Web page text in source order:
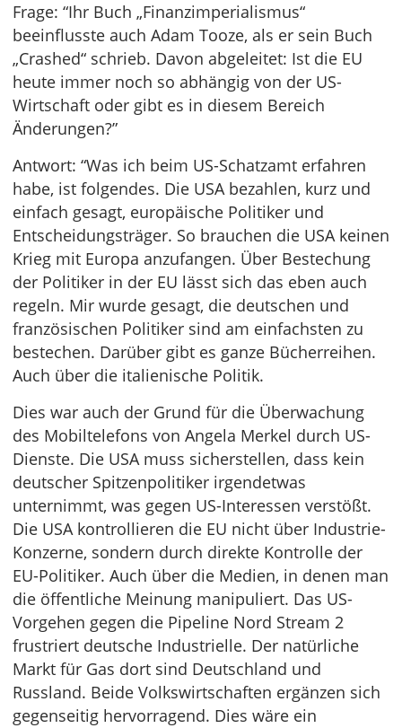
Frage: “Ihr Buch „Finanzimperialismus“
beeinflusste auch Adam Tooze, als er sein Buch
„Crashed“ schrieb. Davon abgeleitet: Ist die EU
heute immer noch so abhängig von der US-
Wirtschaft oder gibt es in diesem Bereich
Änderungen?”
Antwort: “Was ich beim US-Schatzamt erfahren
habe, ist folgendes. Die USA bezahlen, kurz und
einfach gesagt, europäische Politiker und
Entscheidungsträger. So brauchen die USA keinen
Krieg mit Europa anzufangen. Über Bestechung
der Politiker in der EU lässt sich das eben auch
regeln. Mir wurde gesagt, die deutschen und
französischen Politiker sind am einfachsten zu
bestechen. Darüber gibt es ganze Bücherreihen.
Auch über die italienische Politik.
Dies war auch der Grund für die Überwachung
des Mobiltelefons von Angela Merkel durch US-
Dienste. Die USA muss sicherstellen, dass kein
deutscher Spitzenpolitiker irgendetwas
unternimmt, was gegen US-Interessen verstößt.
Die USA kontrollieren die EU nicht über Industrie-
Konzerne, sondern durch direkte Kontrolle der
EU-Politiker. Auch über die Medien, in denen man
die öffentliche Meinung manipuliert. Das US-
Vorgehen gegen die Pipeline Nord Stream 2
frustriert deutsche Industrielle. Der natürliche
Markt für Gas dort sind Deutschland und
Russland. Beide Volkswirtschaften ergänzen sich
gegenseitig hervorragend. Dies wäre ein